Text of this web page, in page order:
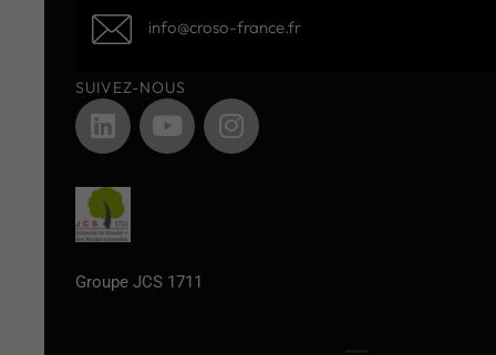
info@croso-france.fr
SUIVEZ-NOUS
Groupe JCS 1711